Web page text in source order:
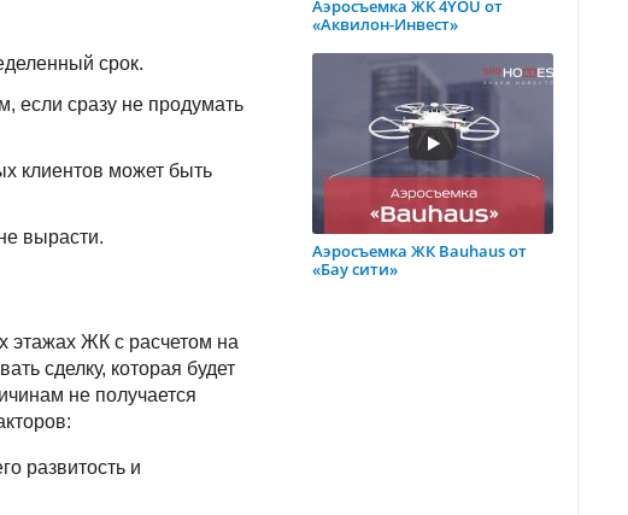
срок.
если сразу не продумать
клиентов может быть
вырасти.
этажах ЖК с расчетом на
сделку, которая будет
не получается
развитость и
Аэросъемка ЖК 4YOU от
«Аквилон-Инвест»
Аэросъемка ЖК Bauhaus от
«Бау сити»